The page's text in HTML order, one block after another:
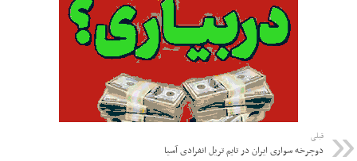
قبلی
دوچرخه سواری ایران در تایم تریل انفرادی آسیا